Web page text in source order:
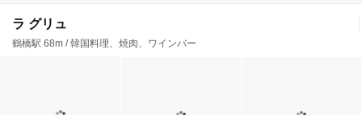
ラ グリュ
鶴橋駅 68m / 韓国料理、焼肉、ワインバー